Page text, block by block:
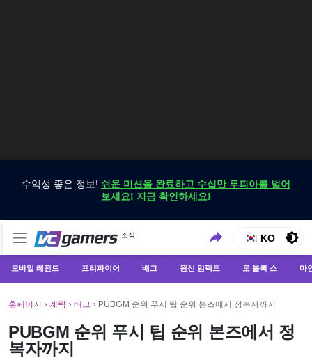
수익성 좋은 정보! 쉬운 미션을 완료하고 수십만 루피아를 벌어
보세요! 지금 확인하세요!
VCGamers 뉴스
소식
VCGamers에서만 최신 게임 뉴스 받기
KO
모바일 레전드 프리파이어 배그 원신 임팩트 로 블록 스 마
홈페이지 › 계략 › 배그 › PUBGM 순위 푸시 팁 순위 본즈에서 정복자까지
PUBGM 순위 푸시 팁 순위 본즈에서 정
복자까지